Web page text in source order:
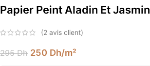
Papier Peint Aladin Et Jasmin
(2 avis client)
295Dh 250 Dh/m²